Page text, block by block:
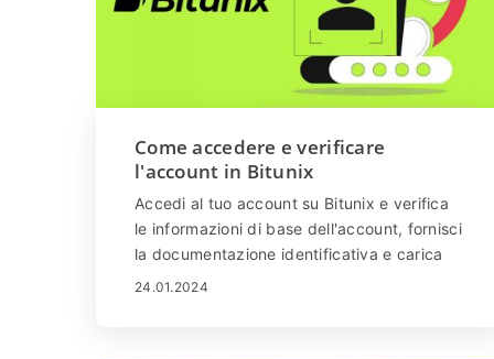
guiderà attraverso i vari canali e passaggi
per raggiungere il supporto Bitunix.
Come accedere e verificare
l'account in Bitunix
Accedi al tuo account su Bitunix e verifica
le informazioni di base dell'account, fornisci
la documentazione identificativa e carica
un selfie/ritratto. Assicurati di proteggere il
24.01.2024